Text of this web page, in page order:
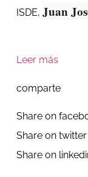
ISDE, Juan
Leer más
comparte
Share on
Share on twitter
Share on